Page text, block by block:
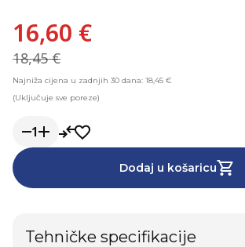
16,60 €
18,45 €
Najniža cijena u zadnjih 30 dana: 18,45 €
(Uključuje sve poreze)
1
Dodaj u košaricu
Tehničke specifikacije